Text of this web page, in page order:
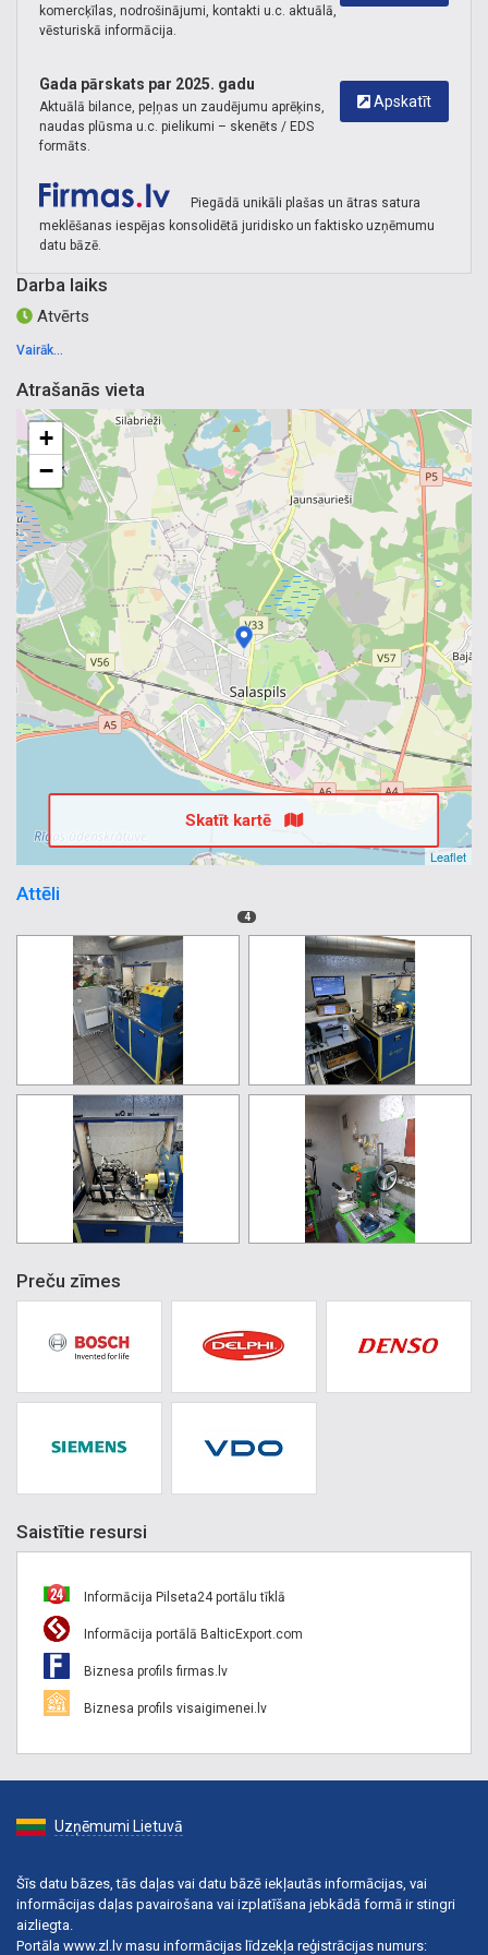
komercķīlas, nodrošinājumi, kontakti u.c. aktuālā,
vēsturiskā informācija.
Apskatīt
Gada pārskats par 2025. gadu
Aktuālā bilance, peļņas un zaudējumu aprēķins,
naudas plūsma u.c. pielikumi – skenēts / EDS
formāts.
Piegādā unikāli plašas un ātras satura
meklēšanas iespējas konsolidētā juridisko un faktisko uzņēmumu
datu bāzē.
Darba laiks
Atvērts
Vairāk...
Atrašanās vieta
+
−
Leaflet
Skatīt kartē
Attēli
4
Preču zīmes
Saistītie resursi
Informācija Pilseta24 portālu tīklā
Informācija portālā BalticExport.com
Biznesa profils firmas.lv
Biznesa profils visaigimenei.lv
Uzņēmumi Lietuvā
Šīs datu bāzes, tās daļas vai datu bāzē iekļautās informācijas, vai
informācijas daļas pavairošana vai izplatīšana jebkādā formā ir stingri
aizliegta.
Portāla www.zl.lv masu informācijas līdzekļa reģistrācijas numurs: